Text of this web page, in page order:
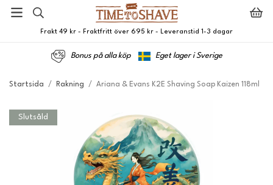
Frakt 49 kr - Fraktfritt över 695 kr - Leveranstid 1-3 dagar
Bonus på alla köp Eget lager i Sverige
Startsida / Rakning / Ariana & Evans K2E Shaving Soap Kaizen 118ml
Slutsåld